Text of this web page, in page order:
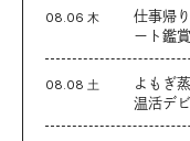
08.06 木
仕事帰
ート鑑賞
08.08 土
よもぎ
温活デビ